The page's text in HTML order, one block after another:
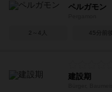
ペルガモン
2～4人 45分前後
建設期